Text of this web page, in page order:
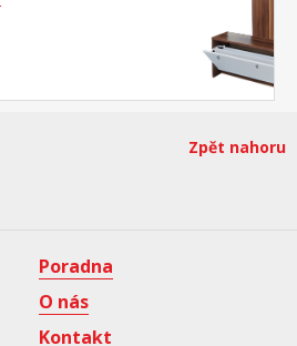
Zpět nahoru
Poradna
O nás
Kontakt